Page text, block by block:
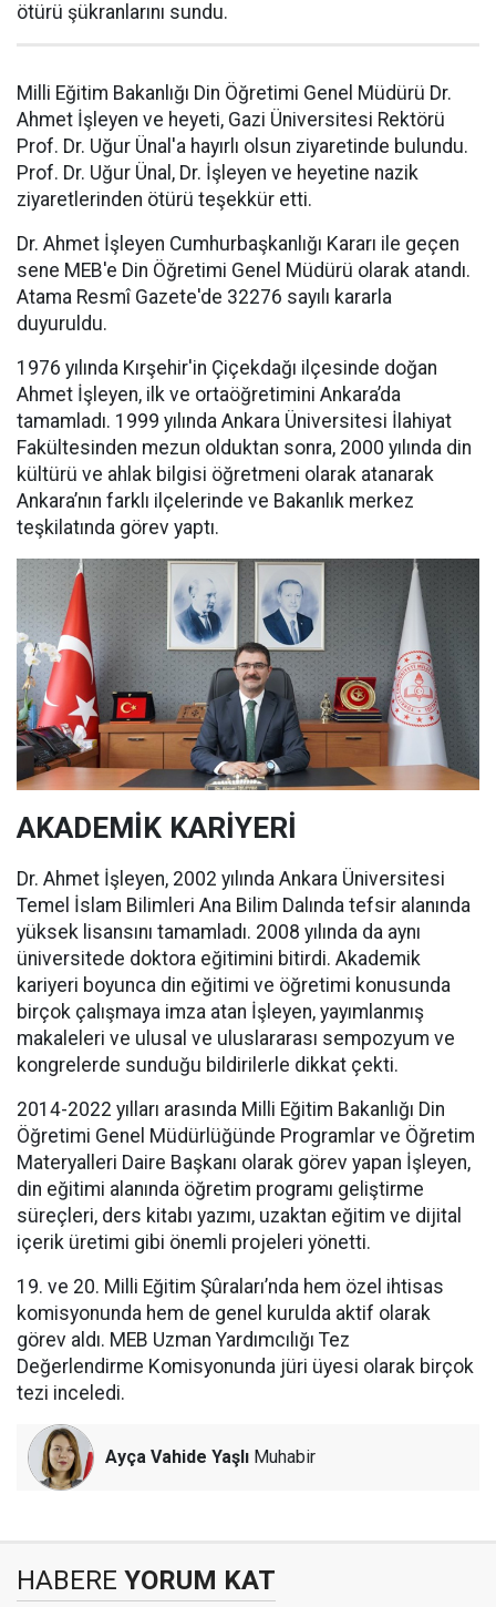
ötürü şükranlarını sundu.
Milli Eğitim Bakanlığı Din Öğretimi Genel Müdürü Dr.
Ahmet İşleyen ve heyeti, Gazi Üniversitesi Rektörü
Prof. Dr. Uğur Ünal'a hayırlı olsun ziyaretinde bulundu.
Prof. Dr. Uğur Ünal, Dr. İşleyen ve heyetine nazik
ziyaretlerinden ötürü teşekkür etti.
Dr. Ahmet İşleyen Cumhurbaşkanlığı Kararı ile geçen
sene MEB'e Din Öğretimi Genel Müdürü olarak atandı.
Atama Resmî Gazete'de 32276 sayılı kararla
duyuruldu.
1976 yılında Kırşehir'in Çiçekdağı ilçesinde doğan
Ahmet İşleyen, ilk ve ortaöğretimini Ankara’da
tamamladı. 1999 yılında Ankara Üniversitesi İlahiyat
Fakültesinden mezun olduktan sonra, 2000 yılında din
kültürü ve ahlak bilgisi öğretmeni olarak atanarak
Ankara’nın farklı ilçelerinde ve Bakanlık merkez
teşkilatında görev yaptı.
AKADEMİK KARİYERİ
Dr. Ahmet İşleyen, 2002 yılında Ankara Üniversitesi
Temel İslam Bilimleri Ana Bilim Dalında tefsir alanında
yüksek lisansını tamamladı. 2008 yılında da aynı
üniversitede doktora eğitimini bitirdi. Akademik
kariyeri boyunca din eğitimi ve öğretimi konusunda
birçok çalışmaya imza atan İşleyen, yayımlanmış
makaleleri ve ulusal ve uluslararası sempozyum ve
kongrelerde sunduğu bildirilerle dikkat çekti.
2014-2022 yılları arasında Milli Eğitim Bakanlığı Din
Öğretimi Genel Müdürlüğünde Programlar ve Öğretim
Materyalleri Daire Başkanı olarak görev yapan İşleyen,
din eğitimi alanında öğretim programı geliştirme
süreçleri, ders kitabı yazımı, uzaktan eğitim ve dijital
içerik üretimi gibi önemli projeleri yönetti.
19. ve 20. Milli Eğitim Şûraları’nda hem özel ihtisas
komisyonunda hem de genel kurulda aktif olarak
görev aldı. MEB Uzman Yardımcılığı Tez
Değerlendirme Komisyonunda jüri üyesi olarak birçok
tezi inceledi.
Ayça Vahide Yaşlı Muhabir
HABERE YORUM KAT